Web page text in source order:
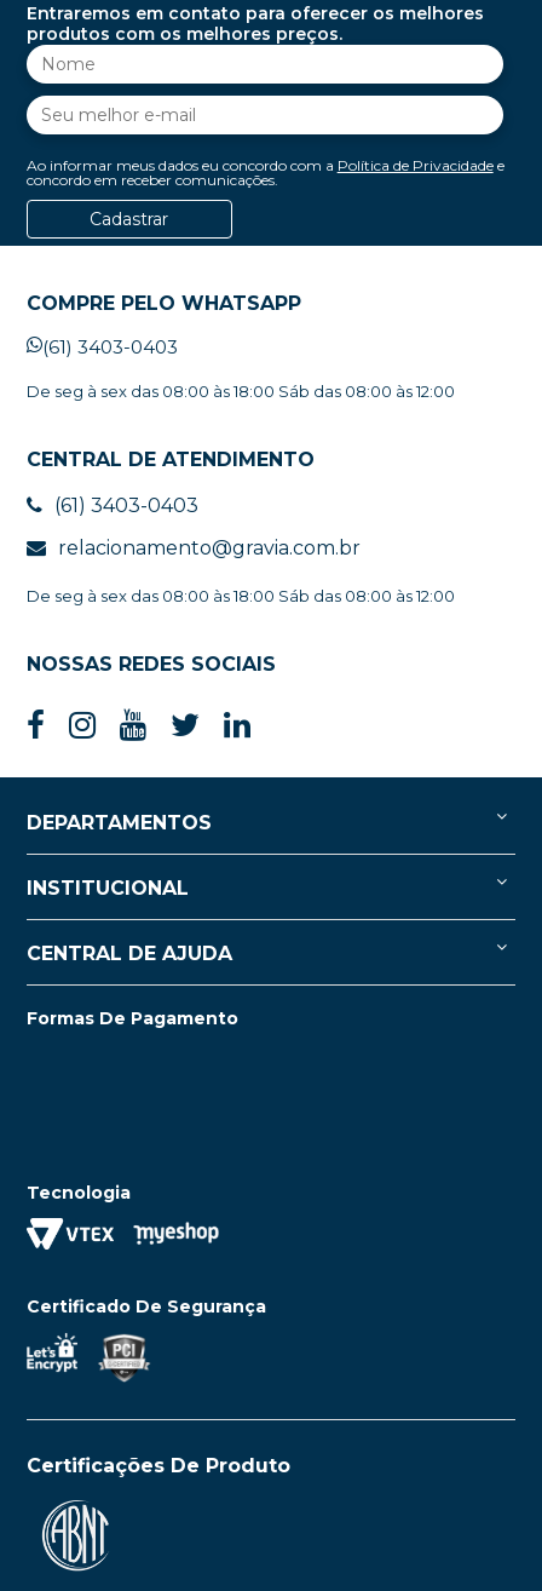
Entraremos em contato para oferecer os melhores
produtos com os melhores preços.
Ao informar meus dados eu concordo com a Política de Privacidadee
concordo em receber comunicações.
Cadastrar
COMPRE PELO WHATSAPP
(61) 3403-0403
De seg à sex das 08:00 às 18:00 Sáb das 08:00 às 12:00
CENTRAL DE ATENDIMENTO
(61) 3403-0403
relacionamento@gravia.com.br
De seg à sex das 08:00 às 18:00 Sáb das 08:00 às 12:00
NOSSAS REDES SOCIAIS
DEPARTAMENTOS
INSTITUCIONAL
CENTRAL DE AJUDA
Formas De Pagamento
Tecnologia
Certificado De Segurança
Certificações De Produto